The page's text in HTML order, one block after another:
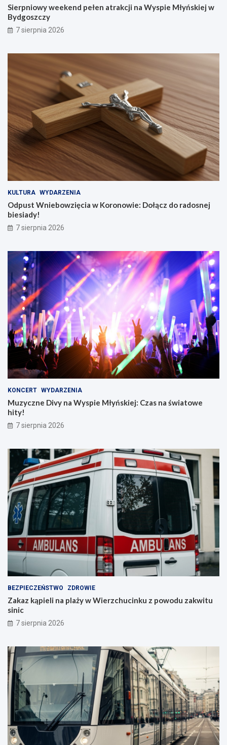
Sierpniowy weekend pełen atrakcji na Wyspie Młyńskiej w
Bydgoszczy
7 sierpnia 2026
KULTURA WYDARZENIA
Odpust Wniebowzięcia w Koronowie: Dołącz do radosnej
biesiady!
7 sierpnia 2026
KONCERT WYDARZENIA
Muzyczne Divy na Wyspie Młyńskiej: Czas na światowe
hity!
7 sierpnia 2026
BEZPIECZEŃSTWO ZDROWIE
Zakaz kąpieli na plaży w Wierzchucinku z powodu zakwitu
sinic
7 sierpnia 2026